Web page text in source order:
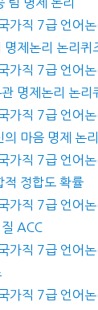
가직 7급 언어
명제논리 논리퀴
가직 7급 언어
명제논리 논리
가직 7급 언어
마음 명제 논리
가직 7급 언어
적 정합도 확률
가직 7급 언어
ACC
가직 7급 언어
가직 7급 언어